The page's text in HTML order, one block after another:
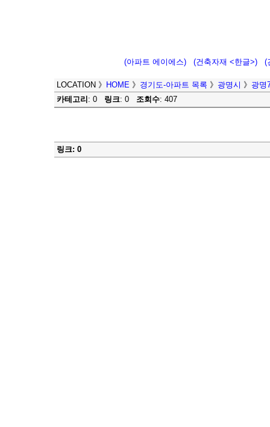
(아파트 에이에스) (건축자재 <한글>) (
LOCATION 》 HOME 》 경기도-아파트 목록 》 광명시 》 광명
카테고리 : 0 링크: 0 조회수: 407
링크: 0